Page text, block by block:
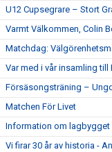
U12 Cupsegrare – Stort
Varmt Välkommen, Colin
Matchdag:
Var med i vår insamling
Försäsongsträning –
Matchen För Livet
Information om lagbygget
Vi firar 30 år av historia -